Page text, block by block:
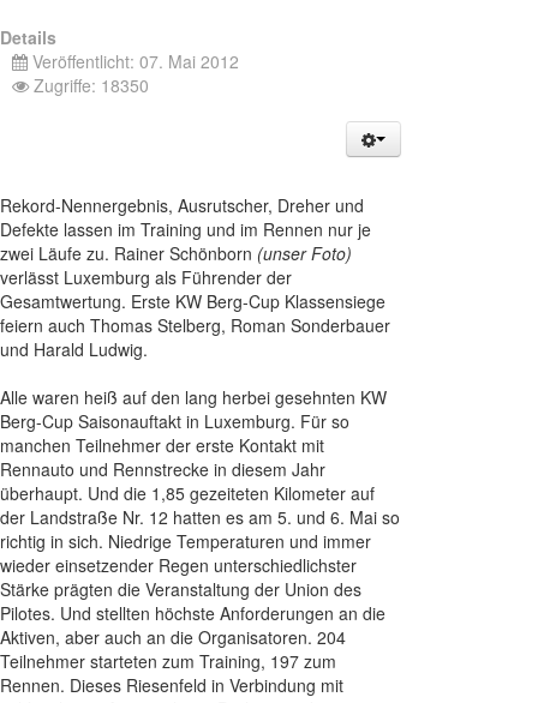
Details
Veröffentlicht: 07. Mai 2012
Zugriffe: 18350
Rekord-Nennergebnis, Ausrutscher, Dreher und
Defekte lassen im Training und im Rennen nur je
zwei Läufe zu. Rainer Schönborn (unser Foto)
verlässt Luxemburg als Führender der
Gesamtwertung. Erste KW Berg-Cup Klassensiege
feiern auch Thomas Stelberg, Roman Sonderbauer
und Harald Ludwig.
Alle waren heiß auf den lang herbei gesehnten KW
Berg-Cup Saisonauftakt in Luxemburg. Für so
manchen Teilnehmer der erste Kontakt mit
Rennauto und Rennstrecke in diesem Jahr
überhaupt. Und die 1,85 gezeiteten Kilometer auf
der Landstraße Nr. 12 hatten es am 5. und 6. Mai so
richtig in sich. Niedrige Temperaturen und immer
wieder einsetzender Regen unterschiedlichster
Stärke prägten die Veranstaltung der Union des
Pilotes. Und stellten höchste Anforderungen an die
Aktiven, aber auch an die Organisatoren. 204
Teilnehmer starteten zum Training, 197 zum
Rennen. Dieses Riesenfeld in Verbindung mit